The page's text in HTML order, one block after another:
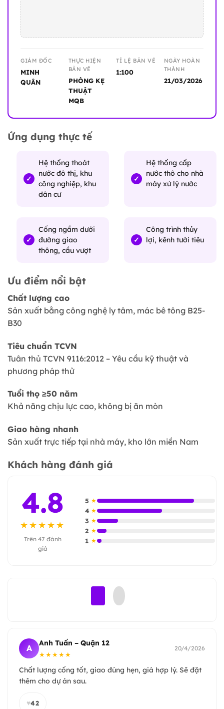
GIÁM ĐỐC
MINH
QUÂN
THỰC HIỆN
BẢN VẼ
PHÒNG KẸ
THUẬT
MQB
TỈ LỆ BẢN VẼ
1:100
NGÀY HOÀN
THÀNH
21/03/2026
Ứng dụng thực tế
Hệ thống thoát
nước đô thị, khu
công nghiệp, khu
dân cư
Hệ thống cấp
nước thô cho nhà
máy xử lý nước
Cống ngầm dưới
đường giao
thông, cầu vượt
Công trình thủy
lợi, kênh tưới tiêu
Ưu điểm nổi bật
Chất lượng cao
Sản xuất bằng công nghệ ly tâm, mác bê tông B25-
B30
Tiêu chuẩn TCVN
Tuân thủ TCVN 9116:2012 – Yêu cầu kỹ thuật và
phương pháp thử
Tuổi thọ ≥50 năm
Khả năng chịu lực cao, không bị ăn mòn
Giao hàng nhanh
Sản xuất trực tiếp tại nhà máy, kho lớn miền Nam
Khách hàng đánh giá
4.8
★★★★★
Trên 47 đánh
giá
5 ★
4 ★
3 ★
2 ★
1 ★
A
Anh Tuấn – Quận 12
★★★★★
20/4/2026
Chất lượng cống tốt, giao đúng hẹn, giá hợp lý. Sẽ đặt
thêm cho dự án sau.
♥42